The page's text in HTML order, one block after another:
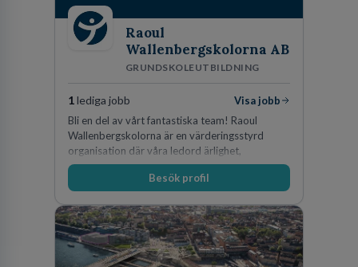
Raoul
Wallenbergskolorna AB
GRUNDSKOLEUTBILDNING
1lediga jobb
Visa jobb
Bli en del av vårt fantastiska team! Raoul
Wallenbergskolorna är en värderingsstyrd
organisation där våra ledord ärlighet,
medkänsla, mod och handlingskraft
genomsyrar allt vi gör. Vi är tydliga med vad vi
samtidigt möjligheter att växa och utvecklas
internt.
Besök profil